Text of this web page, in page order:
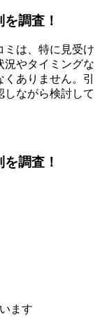
調査！
ミは、特に見受け
況やタイミングな
ありません。引
しながら検討して
調査！
ます